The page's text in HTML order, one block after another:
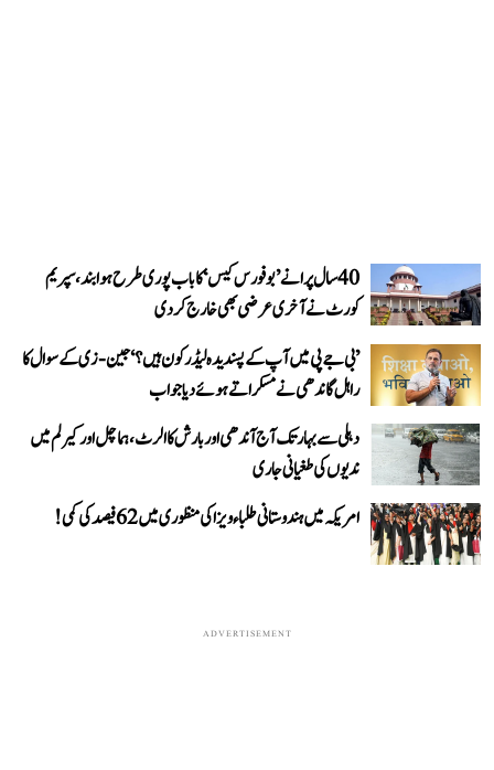
40 سال پرانے ’بوفورس کیس‘ کا باب پوری طرح ہوا بند، سپریم
کورٹ نے آخری عرضی بھی خارج کر دی
’بی جے پی میں آپ کے پسندیدہ لیڈر کون ہیں؟‘ جین-زی کے سوال کا
راہل گاندھی نے مسکراتے ہوئے دیا جواب
دہلی سے بہار تک آج آندھی اور بارش کا الرٹ، ہماچل اور کیرلم میں
ندیوں کی طغیانی جاری
امریکہ میں ہندوستانی طلباء ویزا کی منظوری میں 62 فیصد کی کمی!
ADVERTISEMENT